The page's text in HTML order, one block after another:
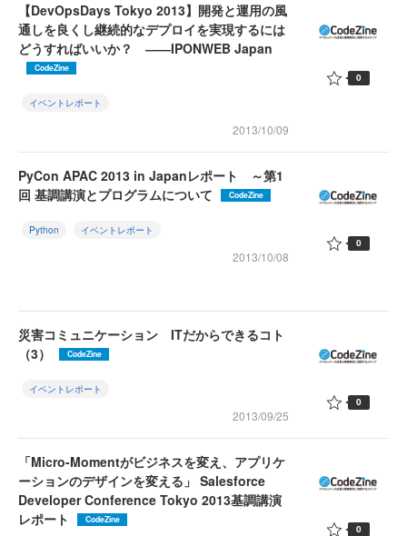
【DevOpsDays Tokyo 2013】開発と運用の風
通しを良くし継続的なデプロイを実現するには
どうすればいいか？ ――IPONWEB Japan
CodeZine
イベントレポート
2013/10/09
0
PyCon APAC 2013 in Japanレポート ～第1
回 基調講演とプログラムについて
CodeZine
Python イベントレポート
2013/10/08
0
災害コミュニケーション ITだからできるコト
（3）
CodeZine
イベントレポート
2013/09/25
0
「Micro-Momentがビジネスを変え、アプリケ
ーションのデザインを変える」 Salesforce
Developer Conference Tokyo 2013基調講演
レポート
CodeZine
0